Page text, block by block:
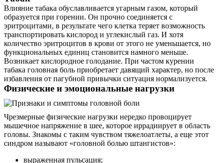
Влияние табака обуславливается угарным газом, который
образуется при горении. Он прочно соединяется с
эритроцитами, в результате чего клетка теряет возможность
транспортировать кислород и углекислый газ. И хотя
количество эритроцитов в крови от этого не уменьшается, но
функциональных единиц становится намного меньше.
Возникает кислородное голодание. При частом курении
табака головная боль приобретает давящий характер, но после
избавления от пагубной привычки ситуация нормализуется.
Физические и эмоциональные нагрузки
Чрезмерные физические нагрузки нередко провоцирует
мышечное напряжение в шее, которое иррадиирует в область
головы. Знакомы с таким чувством тяжелоатлеты, а еще этот
синдром называют «головной болью штангистов»:
выраженная пульсация;